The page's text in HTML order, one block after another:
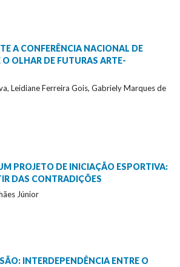
A CONFERÊNCIA NACIONAL DE
O OLHAR DE FUTURAS ARTE-
Leidiane Ferreira Gois, Gabriely Marques de
PROJETO DE INICIAÇÃO ESPORTIVA:
DAS CONTRADIÇÕES
Júnior
INTERDEPENDÊNCIA ENTRE O